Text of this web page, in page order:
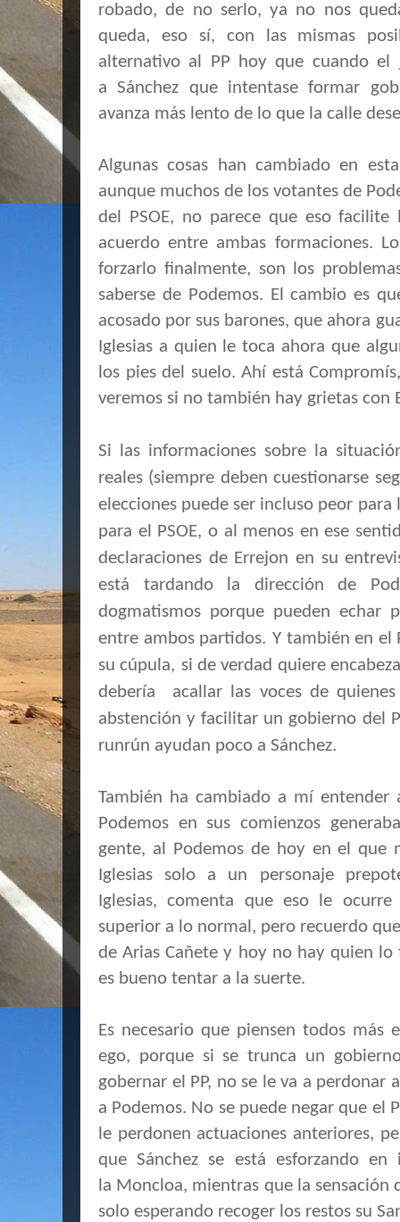
robado, de no serlo, ya no nos
queda, eso sí, con las mismas
alternativo al PP hoy que cuando el
a Sánchez que intentase formar
avanza más lento de lo que la calle
Algunas cosas han cambiado en
aunque muchos de los votantes de
del PSOE, no parece que eso facilite
acuerdo entre ambas formaciones.
forzarlo finalmente, son los
saberse de Podemos. El cambio es
acosado por sus barones, que ahora
Iglesias a quien le toca ahora que
los pies del suelo. Ahí está
veremos si no también hay grietas con
Si las informaciones sobre la
reales (siempre deben cuestionarse
elecciones puede ser incluso peor
para el PSOE, o al menos en ese
declaraciones de Errejon en su
está tardando la dirección de
dogmatismos porque pueden echar
entre ambos partidos. Y también en el
su cúpula, si de verdad quiere
debería acallar las voces de
abstención y facilitar un gobierno del
runrún ayudan poco a Sánchez.
También ha cambiado a mí entender
Podemos en sus comienzos
gente, al Podemos de hoy en el que
Iglesias solo a un personaje
Iglesias, comenta que eso le
superior a lo normal, pero recuerdo
de Arias Cañete y hoy no hay quien
es bueno tentar a la suerte.
Es necesario que piensen todos más
ego, porque si se trunca un
gobernar el PP, no se le va a perdonar
a Podemos. No se puede negar que el
le perdonen actuaciones anteriores,
que Sánchez se está esforzando
la Moncloa, mientras que la sensación
solo esperando recoger los restos su